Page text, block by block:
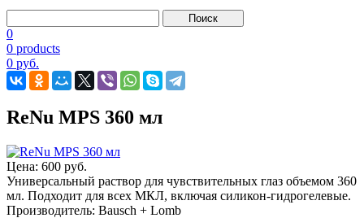
0
0 products
0 руб.
ReNu MPS 360 мл
Цена: 600 руб.
Универсальный раствор для чувствительных глаз объемом 360
мл. Подходит для всех МКЛ, включая силикон-гидрогелевые.
Производитель: Bausch + Lomb